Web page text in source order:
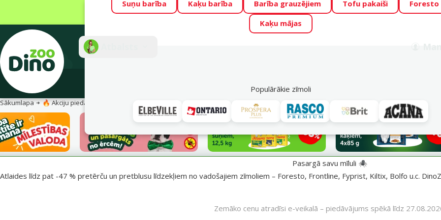
Visu mēnesi Dino Zoo piedāvā lieliskas cenas mīluļu TOP barībām! 🍖 →
Fotokonkurss “GADA ŪSAIŅI”! Varbūt tieši Tavs mīlulis būs 2027. gada
Suņu barība Kaķu barība Barība grauzējiem Tofu pakaiši
Foresto
Kaķu mājas
Populārākie zīmoli
Akciju piedāvājumi
Sākumlapa 🔥 Akciju piedāvājumi
Pasargā savu mīluli 🕷️
Atlaides līdz pat -47 % pretērču un pretblusu līdzekļiem no vadošajiem zīmoliem – Foresto, Frontline, Fyprist, Kiltix, Bolfo u.c.
Zemāko cenu atradīsi e-veikalā – piedāvājums spēkā līdz